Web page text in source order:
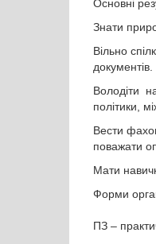
Основні
Знати
Вільно
документів.
Володіти
політики,
Вести
поважати
Мати
Форми
ПЗ –